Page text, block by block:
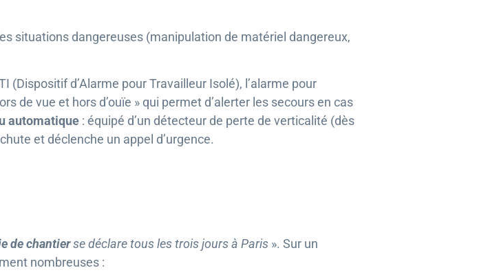
situations dangereuses (manipulation de matériel dangereux,
(Dispositif d’Alarme pour Travailleur Isolé), l’alarme pour
de vue et hors d’ouïe » qui permet d’alerter les secours en cas
automatique : équipé d’un détecteur de perte de verticalité (dès
et déclenche un appel d’urgence.
de chantierse déclare tous les trois jours à Paris ». Sur un
nombreuses :